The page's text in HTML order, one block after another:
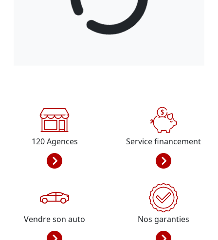
120Agences Service financement
Vendre son auto Nos garanties